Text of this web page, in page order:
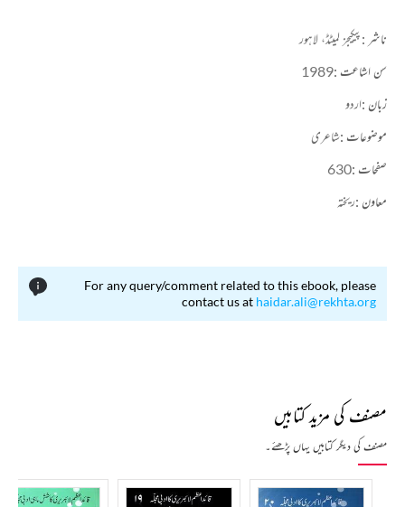
ناشر :پیکیجز لمیٹڈ، لاہور
سن اشاعت :1989
زبان :اردو
موضوعات :شاعری
صفحات :630
معاون :ریختہ
For any query/comment related to this ebook, please
contact us at haidar.ali@rekhta.org
مصنف کی مزید کتابیں
مصنف کی دیگر کتابیں یہاں پڑھئے۔